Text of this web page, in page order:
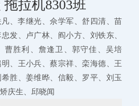
拖拉机8303班
、李继光、佘学军、舒四清、苗
发、卢广林、阎小方、刘铁东、
曹胜利、詹逢卫、郭守佳、吴培
、王小兵、蔡宗祥、栾海德、王
胜、姜维晔、信毅、罗平、刘玉
庆生、邱晓闻